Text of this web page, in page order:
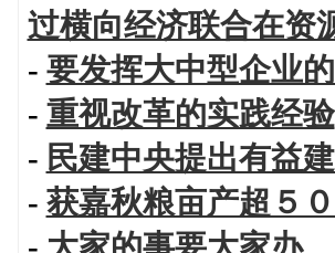
过横向经济联合在资
- 要发挥大中型企业
- 重视改革的实践经验
- 民建中央提出有益
- 获嘉秋粮亩产超５